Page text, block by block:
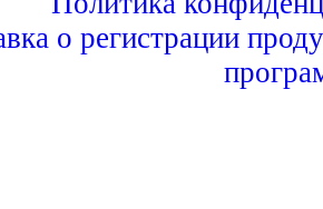
о регистрации